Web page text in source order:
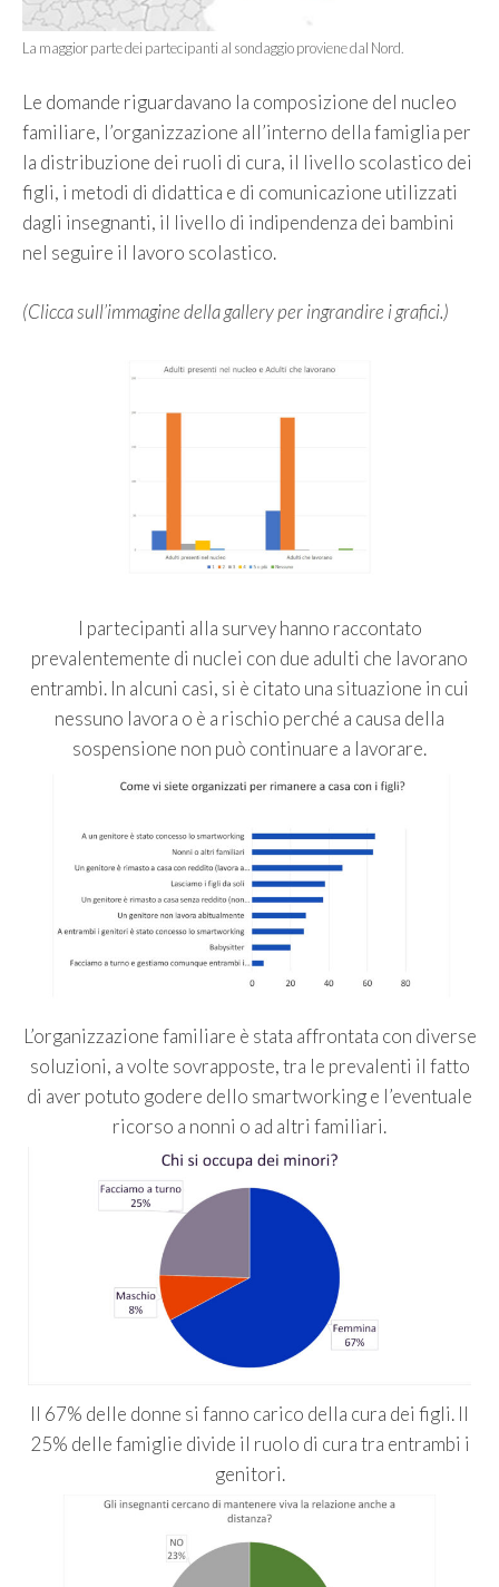
La maggior parte dei partecipanti al sondaggio proviene dal Nord.
Le domande riguardavano la composizione del nucleo
familiare, l’organizzazione all’interno della famiglia per
la distribuzione dei ruoli di cura, il livello scolastico dei
figli, i metodi di didattica e di comunicazione utilizzati
dagli insegnanti, il livello di indipendenza dei bambini
nel seguire il lavoro scolastico.
(Clicca sull’immagine della gallery per ingrandire i grafici.)
I partecipanti alla survey hanno raccontato
prevalentemente di nuclei con due adulti che lavorano
entrambi. In alcuni casi, si è citato una situazione in cui
nessuno lavora o è a rischio perché a causa della
sospensione non può continuare a lavorare.
L’organizzazione familiare è stata affrontata con diverse
soluzioni, a volte sovrapposte, tra le prevalenti il fatto
di aver potuto godere dello smartworking e l’eventuale
ricorso a nonni o ad altri familiari.
Il 67% delle donne si fanno carico della cura dei figli. Il
25% delle famiglie divide il ruolo di cura tra entrambi i
genitori.